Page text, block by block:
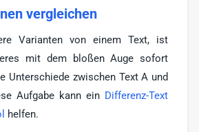
vergleichen
Varianten von einem Text, ist
mit dem bloßen Auge sofort
Unterschiede zwischen Text A und
Aufgabe kann ein Differenz-Text
helfen.